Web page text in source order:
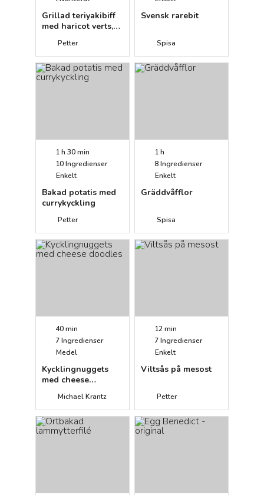
Grillad teriyakibiff
med haricot verts,
schalottenlök
Petter
Svensk rarebit
Spisa
1 h 30 min
10Ingredienser
Enkelt
Bakad potatis med
currykyckling
Petter
1 h
8Ingredienser
Enkelt
Gräddvåfflor
Spisa
40 min
7Ingredienser
Medel
Kycklingnuggets
med cheese
Michael Krantz
12 min
7Ingredienser
Enkelt
Viltsås på mesost
Petter